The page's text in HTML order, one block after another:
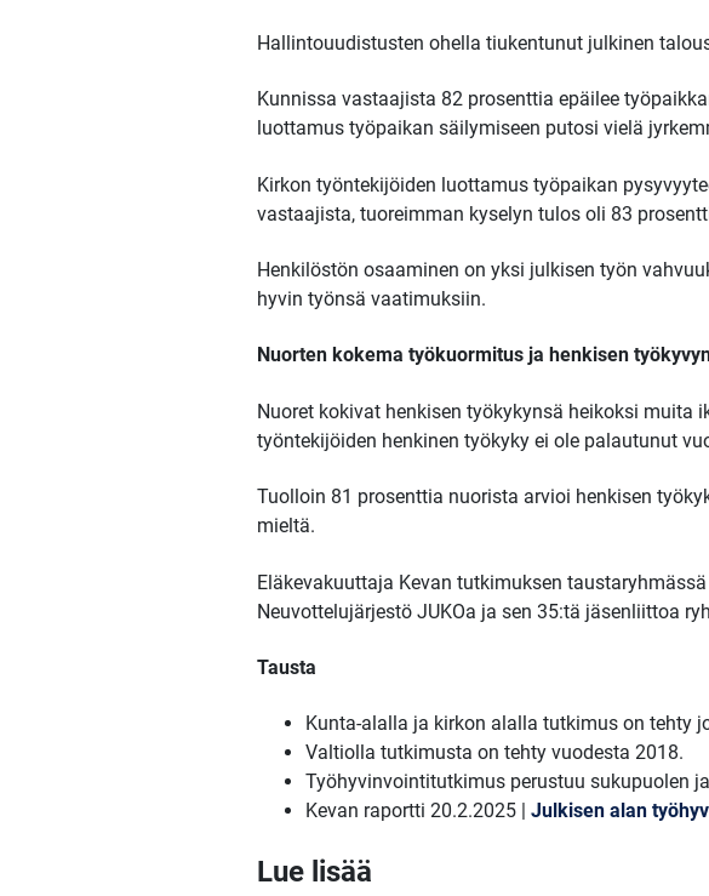
Hallintouudistusten ohella tiukentunut julkinen
Kunnissa vastaajista 82 prosenttia epäilee
luottamus työpaikan säilymiseen putosi vielä
Kirkon työntekijöiden luottamus työpaikan
vastaajista, tuoreimman kyselyn tulos oli 83
Henkilöstön osaaminen on yksi julkisen työn
hyvin työnsä vaatimuksiin.
Nuorten kokema työkuormitus ja henkisen
Nuoret kokivat henkisen työkykynsä heikoksi muita
työntekijöiden henkinen työkyky ei ole palautunut
Tuolloin 81 prosenttia nuorista arvioi henkisen
mieltä.
Eläkevakuuttaja Kevan tutkimuksen
Neuvottelujärjestö JUKOa ja sen 35:tä jäsenliittoa
Tausta
Kunta-alalla ja kirkon alalla tutkimus on tehty
Valtiolla tutkimusta on tehty vuodesta 2018.
Työhyvinvointitutkimus perustuu sukupuolen
Kevan raportti 20.2.2025 | Julkisen alan
Lue lisää